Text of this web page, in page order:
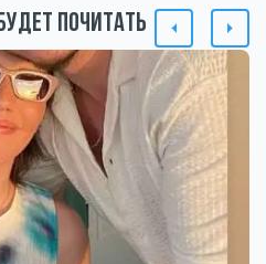
почитать